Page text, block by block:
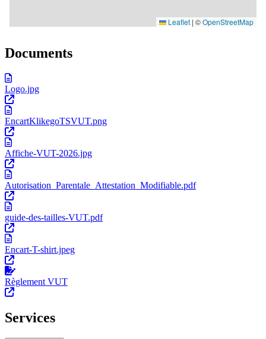
Documents
Logo.jpg
EncartKlikegoTSVUT.png
Affiche-VUT-2026.jpg
Autorisation_Parentale_Attestation_Modifiable.pdf
guide-des-tailles-VUT.pdf
Encart-T-shirt.jpeg
Règlement VUT
Services